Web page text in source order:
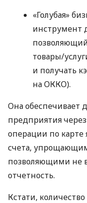
«Голубая»
инструмент
позволяющий
товары/
и получать
на ОККО).
Она обеспечивает
предприятия
операции по карте
счета,
позволяющими не
отчетность.
Кстати,